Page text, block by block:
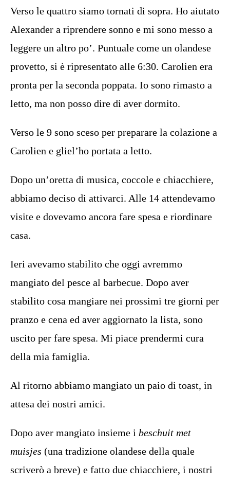
Verso le quattro siamo tornati di sopra. Ho aiutato
Alexander a riprendere sonno e mi sono messo a
leggere un altro po’. Puntuale come un olandese
provetto, si è ripresentato alle 6:30. Carolien era
pronta per la seconda poppata. Io sono rimasto a
letto, ma non posso dire di aver dormito.
Verso le 9 sono sceso per preparare la colazione a
Carolien e gliel’ho portata a letto.
Dopo un’oretta di musica, coccole e chiacchiere,
abbiamo deciso di attivarci. Alle 14 attendevamo
visite e dovevamo ancora fare spesa e riordinare
casa.
Ieri avevamo stabilito che oggi avremmo
mangiato del pesce al barbecue. Dopo aver
stabilito cosa mangiare nei prossimi tre giorni per
pranzo e cena ed aver aggiornato la lista, sono
uscito per fare spesa. Mi piace prendermi cura
della mia famiglia.
Al ritorno abbiamo mangiato un paio di toast, in
attesa dei nostri amici.
Dopo aver mangiato insieme i beschuit met
muisjes (una tradizione olandese della quale
scriverò a breve) e fatto due chiacchiere, i nostri